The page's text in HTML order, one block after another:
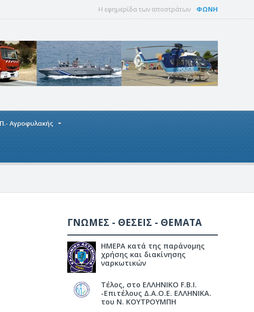
Η εφημερίδα των αποστράτων ΦΩΝΗ
Αγροφυλακής
ΓΝΩΜΕΣ - ΘΕΣΕΙΣ - ΘΕΜΑΤΑ
ΗΜΕΡΑ κατά της παράνομης
χρήσης και διακίνησης
ναρκωτικών
Τέλος, στο ΕΛΛΗΝΙΚΟ F.B.I.
-Επιτέλους Δ.Α.Ο.Ε. ΕΛΛΗΝΙΚΑ.
του Ν. ΚΟΥΤΡΟΥΜΠΗ